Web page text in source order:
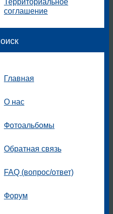
соглашение
Главная
О нас
Фотоальбомы
Обратная связь
FAQ (вопрос/ответ)
Форум